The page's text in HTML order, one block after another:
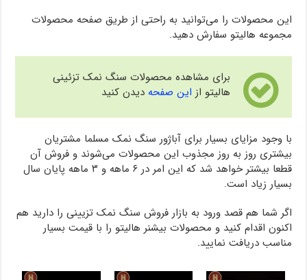
این محصولات را می‌توانید به راحتی از طریق صفحه محصولات
مجموعه هالیتو سفارش دهید.
برای مشاهده محصولات سنگ نمک تزئینی
هالیتو از این صفحه دیدن کنید
با وجود مزایای بسیار برای آباژور سنگ نمک مسلما مشتریان
بیشتری روز به روز مجذوب این محصولات می‌شوند و فروش آن
قطعا بیشتر خواهد شد که این امر در ۶ ماهه و ۳ ماهه پایان سال
بسیار زیاد است.
اگر شما هم قصد ورود به بازار فروش سنگ نمک تزیینی را دارید هم
اکنون اقدام کنید و محصولات بیشنر هالیتو را با قیمت بسیار
مناسب دریافت نمایید.